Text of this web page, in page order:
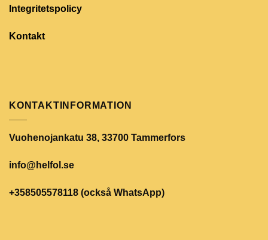
Integritetspolicy
Kontakt
KONTAKTINFORMATION
Vuohenojankatu 38, 33700 Tammerfors
info@helfol.se
+358505578118 (också WhatsApp)